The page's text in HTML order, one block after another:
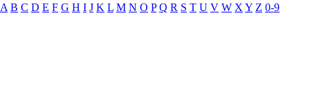
A B C D E F G H I J K L M N O P Q R S T U V W X Y Z 0-9